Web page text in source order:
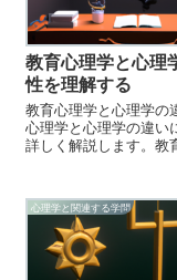
教育心理学と心理
性を理解する
教育心理学と心理学の
心理学と心理学の違い
詳しく解説します。教
学習などを理解するた
です。教育心理学の目
どもたちの教育プロセ
限に効果的に行う...
心理学と関連する学問